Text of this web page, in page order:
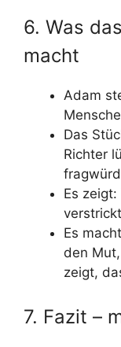
6. Was
macht
Adam
Das
Richter
Es
Es
den
zeigt,
7. Fazit –